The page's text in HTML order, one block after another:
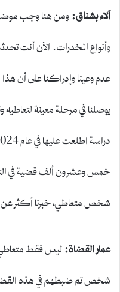
آلاء بشناق:ومن هنا وجب
وأنواع المخدرات. الآن أنت
عدم وعينا وإدراكنا على أن
يوصلنا في مرحلة معينة
خمس وعشرون ألف قضية في
شخص متعاطي، خبرنا أكثر
عمار القضاة:ليس فقط متعاطي